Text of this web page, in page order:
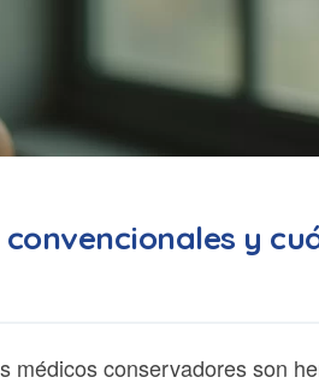
y
médicos conservadores son